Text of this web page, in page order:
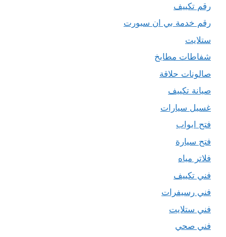
رقم تكييف
رقم خدمة بي ان سبورت
ستلايت
شفاطات مطابخ
صالونات حلاقة
صيانة تكييف
غسيل سيارات
فتح ابواب
فتح سيارة
فلاتر مياه
فني تكييف
فني رسيفرات
فني ستلايت
فني صحي